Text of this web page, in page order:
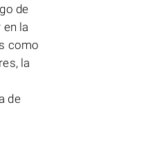
de
la
como
la
de